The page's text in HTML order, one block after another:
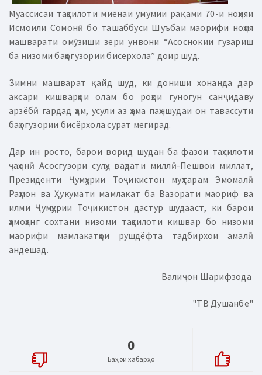
Муассисаи таҳсилоти миёнаи умумии рақами 70-и ноҳияи
Исмоили Сомонӣ бо ташаббуси Шуъбаи маорифи ноҳия
машварати омӯзиши зери унвони “Асоснокии гузариш
ба низоми баҳогузории бисёрхола” доир шуд.
Зимни машварат қайд шуд, ки дониши хонанда дар
аксари кишварҳои олам бо роҳҳои гуногун санҷидаву
арзёбӣ гардад ҳам, усули аз ҳама паҳншудаи он тавассути
баҳогузории бисёрхола сурат мегирад.
Дар ин росто, барои ворид шудан ба фазои таҳсилоти
ҷаҳонӣ Асосгузори сулҳу ваҳдати миллӣ-Пешвои миллат,
Президенти Ҷумҳурии Тоҷикистон муҳтарам Эмомалӣ
Раҳмон ва Ҳукумати мамлакат ба Вазорати маориф ва
илми Ҷумҳурии Тоҷикистон дастур шудааст, ки барои
ҳамоҳанг сохтани низоми таҳсилоти кишвар бо низоми
маорифи мамлакатҳои рушдёфта тадбирхои амалӣ
андешад.
Валиҷон Шарифзода
"ТВ Душанбе"
0
Баҳои хабарҳо